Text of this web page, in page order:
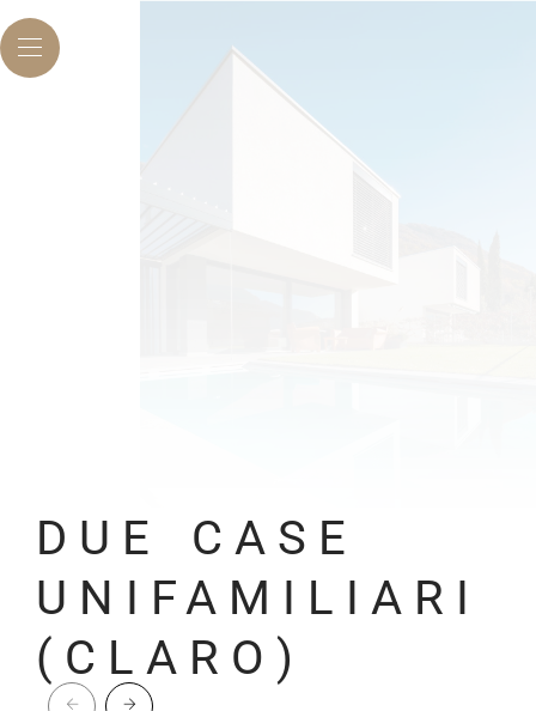
DUE CASE
UNIFAMILIARI
(CLARO)